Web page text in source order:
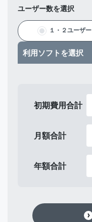
ユーザー数を選択
１・２ユーザー
利用ソフトを選択
初期費用合計
月額合計
年額合計